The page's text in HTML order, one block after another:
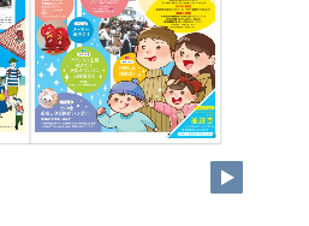
13